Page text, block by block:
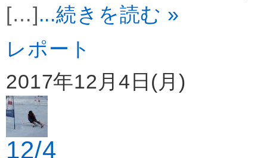
[…]...続きを読む »
レポート
2017年12月4日(月)
12/4